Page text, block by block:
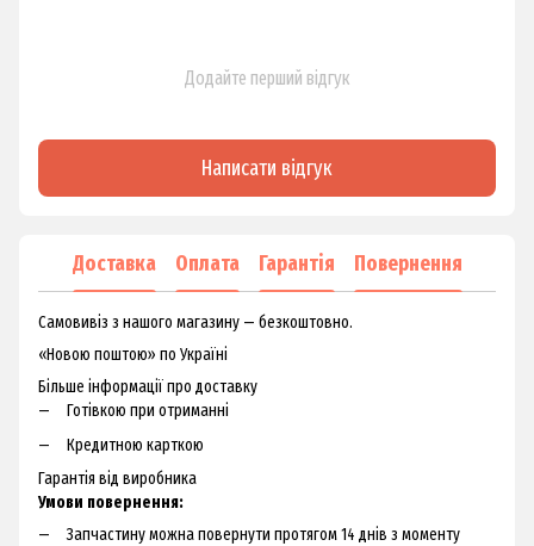
Додайте перший відгук
Написати відгук
Доставка Оплата Гарантія Повернення
Самовивіз з нашого магазину — безкоштовно.
«Новою поштою» по Україні
Більше інформації про доставку
Готівкою при отриманні
Кредитною карткою
Гарантія від виробника
Умови повернення:
Запчастину можна повернути протягом 14 днів з моменту